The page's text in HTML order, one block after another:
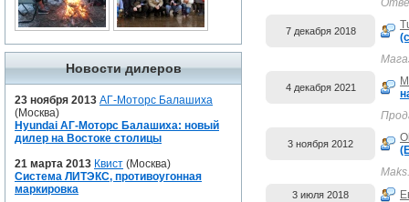
Новости дилеров
23 ноября 2013 АГ-Моторс Балашиха
(Москва)
Hyundai АГ-Моторс Балашиха: новый
дилер на Востоке столицы
21 марта 2013 Квист (Москва)
Система ЛИТЭКС, противоугонная
маркировка
7 декабря 2018
4 декабря 2021
3 ноября 2012
3 июля 2018